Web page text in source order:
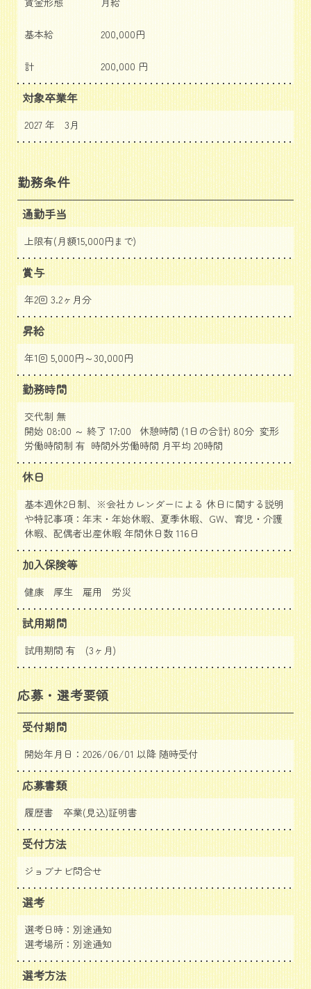
基本給 200,000円
計 200,000 円
対象卒業年
2027 年 3月
勤務条件
通勤手当
上限有(月額15,000円まで)
賞与
年2回 3.2ヶ月分
昇給
年1回 5,000円～30,000円
勤務時間
交代制 無
開始 08:00 ～ 終了 17:00 休憩時間 (1日の合計) 80分 変形
労働時間制 有 時間外労働時間 月平均 20時間
休日
基本週休2日制、※会社カレンダーによる 休日に関する説明
や特記事項：年末・年始休暇、夏季休暇、GW、育児・介護
休暇、配偶者出産休暇 年間休日数 116日
加入保険等
健康 厚生 雇用 労災
試用期間
試用期間 有 (3ヶ月)
応募・選考要領
受付期間
開始年月日：2026/06/01 以降 随時受付
応募書類
履歴書 卒業(見込)証明書
受付方法
ジョブナビ問合せ
選考
選考日時：別途通知
選考場所：別途通知
選考方法